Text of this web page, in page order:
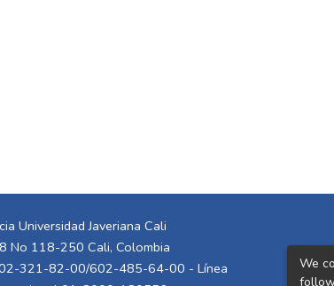
Universidad Javeriana Cali
No 118-250 Cali, Colombia
321-82-00/602-485-64-00 - Línea
We